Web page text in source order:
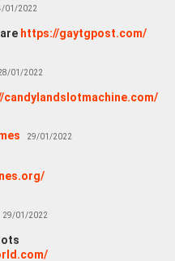
01/2022
https://gaytgpost.com/
01/2022
candylandslotmachine.com/
29/01/2022
29/01/2022